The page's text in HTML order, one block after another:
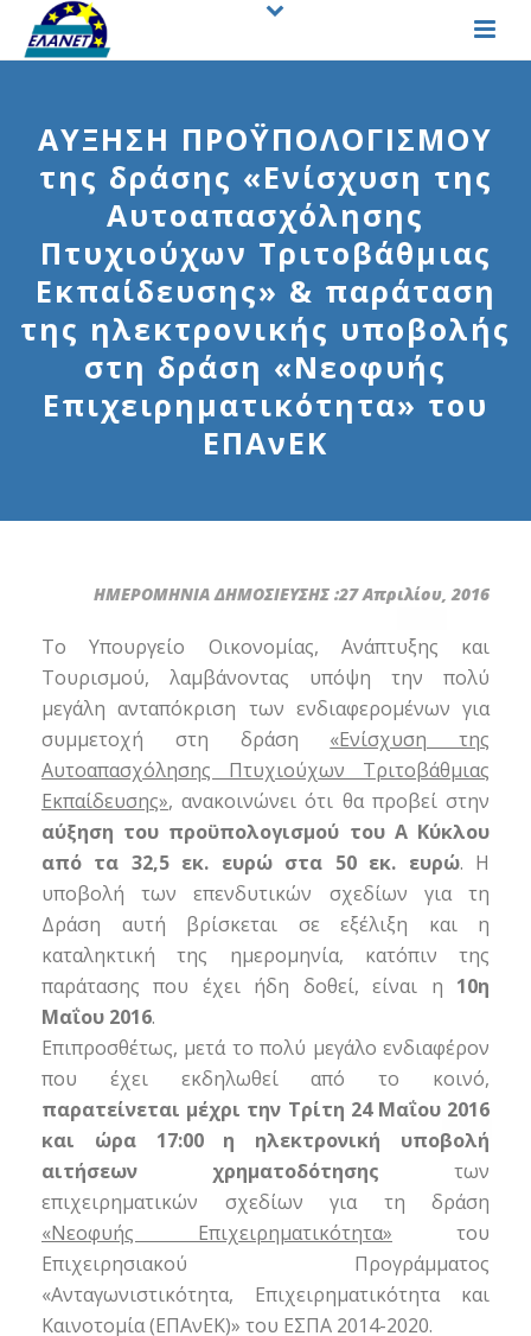
ΑΥΞΗΣΗ ΠΡΟΫΠΟΛΟΓΙΣΜΟΥ
της δράσης «Ενίσχυση της
Αυτοαπασχόλησης
Πτυχιούχων Τριτοβάθμιας
Εκπαίδευσης» & παράταση
της ηλεκτρονικής υποβολής
στη δράση «Νεοφυής
Επιχειρηματικότητα» του
ΕΠΑνΕΚ
ΗΜΕΡΟΜΗΝΙΑ ΔΗΜΟΣΙΕΥΣΗΣ :27 Απριλίου, 2016
Το Υπουργείο Οικονομίας, Ανάπτυξης και
Τουρισμού, λαμβάνοντας υπόψη την πολύ
μεγάλη ανταπόκριση των ενδιαφερομένων για
συμμετοχή στη δράση «Ενίσχυση της
Αυτοαπασχόλησης Πτυχιούχων Τριτοβάθμιας
Εκπαίδευσης», ανακοινώνει ότι θα προβεί στην
αύξηση του προϋπολογισμού του Α Κύκλου
από τα 32,5 εκ. ευρώ στα 50 εκ. ευρώ. Η
υποβολή των επενδυτικών σχεδίων για τη
Δράση αυτή βρίσκεται σε εξέλιξη και η
καταληκτική της ημερομηνία, κατόπιν της
παράτασης που έχει ήδη δοθεί, είναι η 10η
Μαΐου 2016.
Επιπροσθέτως, μετά το πολύ μεγάλο ενδιαφέρον
που έχει εκδηλωθεί από το κοινό,
παρατείνεται μέχρι την Τρίτη 24 Μαΐου 2016
και ώρα 17:00 η ηλεκτρονική υποβολή
αιτήσεων χρηματοδότησης των
επιχειρηματικών σχεδίων για τη δράση
«Νεοφυής Επιχειρηματικότητα» του
Επιχειρησιακού Προγράμματος
«Ανταγωνιστικότητα, Επιχειρηματικότητα και
Καινοτομία (ΕΠΑνΕΚ)» του ΕΣΠΑ 2014-2020.